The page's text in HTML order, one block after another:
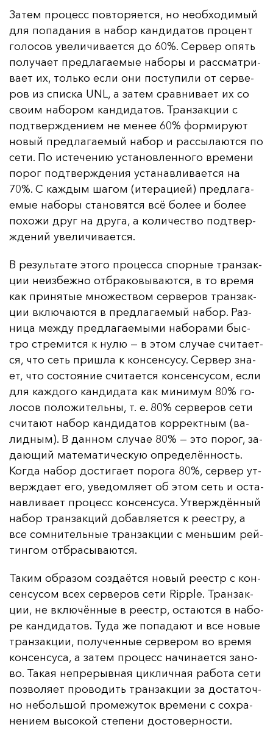
За­тем про­цесс пов­то­ря­ет­ся, но не­об­хо­ди­мый
для по­па­да­ния в на­бор кан­ди­да­тов про­цент
го­ло­сов уве­ли­чи­ва­ет­ся до 60%. Сер­вер опять
по­лу­ча­ет пред­ла­га­емые на­бо­ры и рас­смат­ри­
ва­ет их, толь­ко ес­ли они пос­ту­пи­ли от сер­ве­
ров из спис­ка UNL, а за­тем срав­ни­ва­ет их со
сво­им на­бо­ром кан­ди­да­тов. Тран­зак­ции с
под­твер­жде­ни­ем не ме­нее 60% фор­ми­ру­ют
но­вый пред­ла­га­емый на­бор и рас­сы­ла­ют­ся по
се­ти. По ис­те­че­нию ус­та­нов­лен­но­го вре­ме­ни
по­рог под­твер­жде­ния ус­та­нав­ли­ва­ет­ся на
70%. С каж­дым ша­гом (ите­ра­ци­ей) пред­ла­га­
емые на­бо­ры ста­но­вят­ся всё бо­лее и бо­лее
по­хо­жи друг на дру­га, а ко­ли­чес­тво под­твер­
жде­ний уве­ли­чи­ва­ет­ся.
В ре­зуль­та­те это­го про­цес­са спор­ные тран­зак­
ции не­из­беж­но от­бра­ко­вы­ва­ют­ся, в то вре­мя
как при­ня­тые мно­жес­твом сер­ве­ров тран­зак­
ции вклю­ча­ют­ся в пред­ла­га­емый на­бор. Раз­
ни­ца меж­ду пред­ла­га­емы­ми на­бо­ра­ми быс­
тро стре­мит­ся к ну­лю — в этом слу­чае счи­та­ет­
ся, что сеть приш­ла к кон­сен­су­су. Сер­вер зна­
ет, что сос­то­яние счи­та­ет­ся кон­сен­су­сом, ес­ли
для каж­до­го кан­ди­да­та как ми­ни­мум 80% го­
ло­сов по­ло­жи­тель­ны, т. е. 80% сер­ве­ров се­ти
счи­та­ют на­бор кан­ди­да­тов кор­рек­тным (ва­
лид­ным). В дан­ном слу­чае 80% — это по­рог, за­
да­ющий ма­те­ма­ти­чес­кую оп­ре­де­лён­ность.
Ког­да на­бор дос­ти­га­ет по­ро­га 80%, сер­вер ут­
вер­жда­ет его, уве­дом­ля­ет об этом сеть и ос­та­
нав­ли­ва­ет про­цесс кон­сен­су­са. Ут­вер­ждён­ный
на­бор тран­зак­ций до­бав­ля­ет­ся к ре­ес­тру, а
все сом­ни­тель­ные тран­зак­ции с мень­шим рей­
тин­гом от­бра­сы­ва­ют­ся.
Та­ким об­ра­зом соз­да­ёт­ся но­вый ре­естр с кон­
сен­су­сом всех сер­ве­ров се­ти Ripple. Тран­зак­
ции, не вклю­чён­ные в ре­естр, ос­та­ют­ся в на­бо­
ре кан­ди­да­тов. Ту­да же по­па­да­ют и все но­вые
тран­зак­ции, по­лу­чен­ные сер­ве­ром во вре­мя
кон­сен­су­са, а за­тем про­цесс на­чи­на­ет­ся за­но­
во. Та­кая неп­ре­рыв­ная цик­лич­ная ра­бо­та се­ти
поз­во­ля­ет про­во­дить тран­зак­ции за дос­та­точ­
но не­боль­шой про­ме­жу­ток вре­ме­ни с сох­ра­
не­ни­ем вы­со­кой сте­пе­ни дос­то­вер­нос­ти.